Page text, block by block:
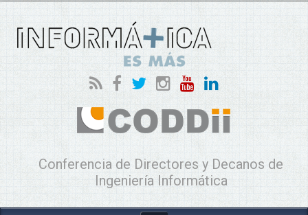
Conferencia de Directores y Decanos de
Ingeniería Informática